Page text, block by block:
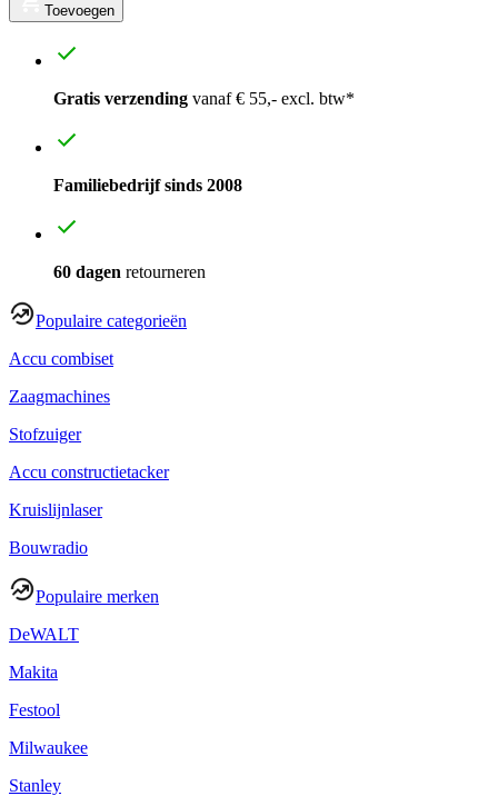
Toevoegen
Gratis verzending vanaf € 55,- excl. btw*
Familiebedrijf sinds 2008
60 dagen retourneren
Populaire categorieën
Accu combiset
Zaagmachines
Stofzuiger
Accu constructietacker
Kruislijnlaser
Bouwradio
Populaire merken
DeWALT
Makita
Festool
Milwaukee
Stanley